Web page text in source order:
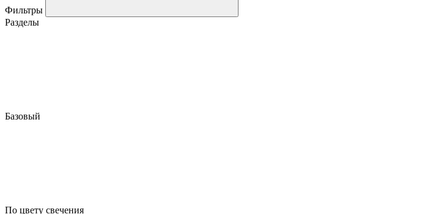
Фильтры
Разделы
Базовый
По цвету свечения